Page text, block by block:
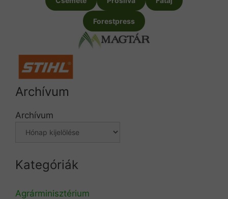
Forestpress
Archívum
Archívum
Kategóriák
Agrárminisztérium